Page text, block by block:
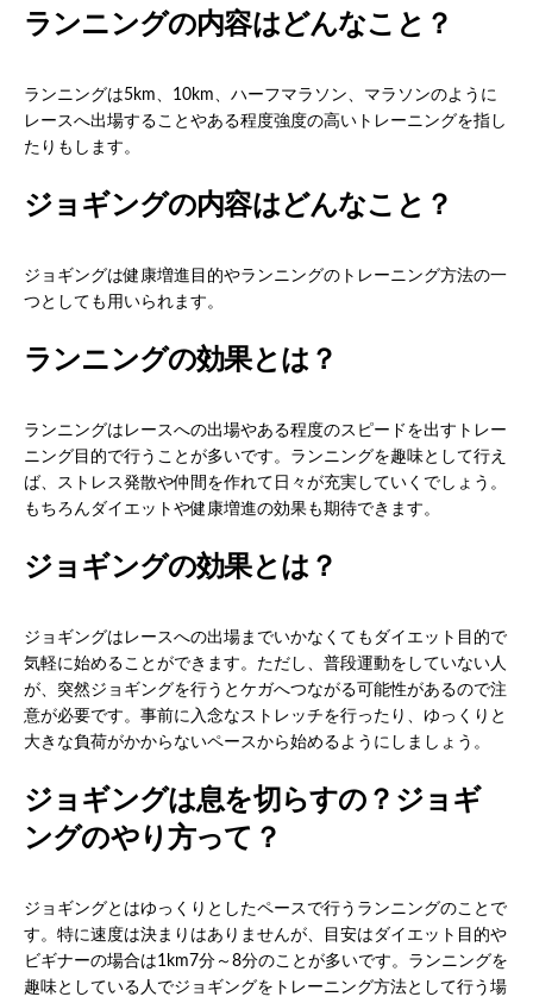
ランニングの内容はどんなこと？
ランニングは5km、10km、ハーフマラソン、マラソンのように
レースへ出場することやある程度強度の高いトレーニングを指し
たりもします。
ジョギングの内容はどんなこと？
ジョギングは健康増進目的やランニングのトレーニング方法の一
つとしても用いられます。
ランニングの効果とは？
ランニングはレースへの出場やある程度のスピードを出すトレー
ニング目的で行うことが多いです。ランニングを趣味として行え
ば、ストレス発散や仲間を作れて日々が充実していくでしょう。
もちろんダイエットや健康増進の効果も期待できます。
ジョギングの効果とは？
ジョギングはレースへの出場までいかなくてもダイエット目的で
気軽に始めることができます。ただし、普段運動をしていない人
が、突然ジョギングを行うとケガへつながる可能性があるので注
意が必要です。事前に入念なストレッチを行ったり、ゆっくりと
大きな負荷がかからないペースから始めるようにしましょう。
ジョギングは息を切らすの？ジョギ
ングのやり方って？
ジョギングとはゆっくりとしたペースで行うランニングのことで
す。特に速度は決まりはありませんが、目安はダイエット目的や
ビギナーの場合は1km7分～8分のことが多いです。ランニングを
趣味としている人でジョギングをトレーニング方法として行う場